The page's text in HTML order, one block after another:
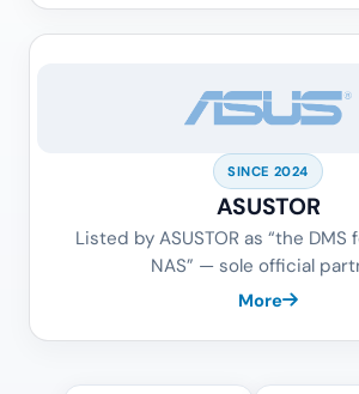
SINCE 2024
ASUSTOR
Listed by ASUSTOR as “the DMS
NAS” — sole official
More